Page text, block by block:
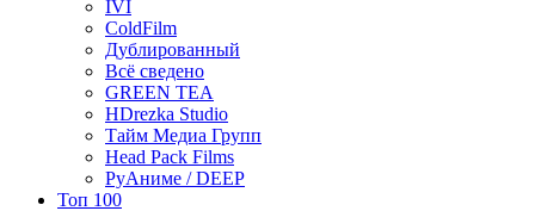
IVI
ColdFilm
Дублированный
Всё сведено
GREEN TEA
HDrezka Studio
Тайм Медиа Групп
Head Pack Films
РуАниме / DEEP
Топ 100